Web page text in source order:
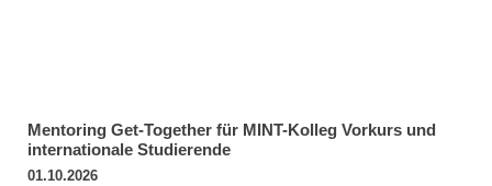
Mentoring Get-Together für MINT-Kolleg Vorkurs und
internationale Studierende
01.10.2026